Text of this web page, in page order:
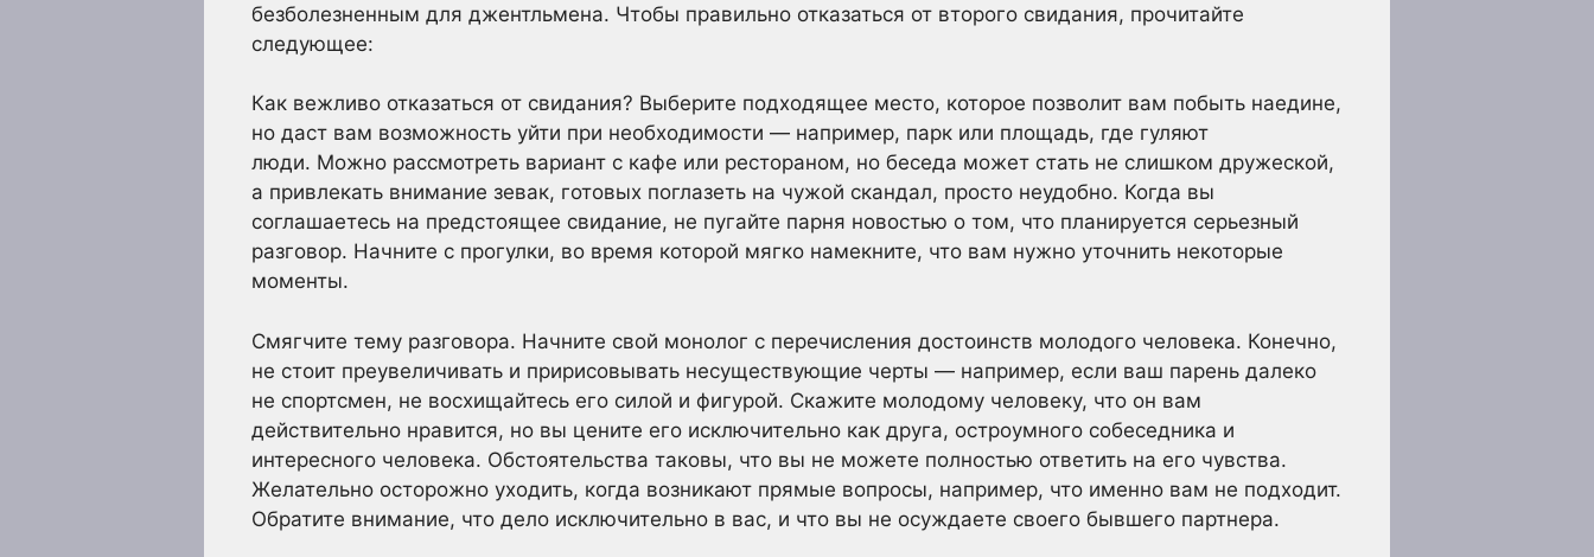
безболезненным для джентльмена. Чтобы правильно отказаться от второго свидания, прочитайте
следующее:
Как вежливо отказаться от свидания? Выберите подходящее место, которое позволит вам побыть наедине,
но даст вам возможность уйти при необходимости — например, парк или площадь, где гуляют
люди. Можно рассмотреть вариант с кафе или рестораном, но беседа может стать не слишком дружеской,
а привлекать внимание зевак, готовых поглазеть на чужой скандал, просто неудобно. Когда вы
соглашаетесь на предстоящее свидание, не пугайте парня новостью о том, что планируется серьезный
разговор. Начните с прогулки, во время которой мягко намекните, что вам нужно уточнить некоторые
моменты.
Смягчите тему разговора. Начните свой монолог с перечисления достоинств молодого человека. Конечно,
не стоит преувеличивать и пририсовывать несуществующие черты — например, если ваш парень далеко
не спортсмен, не восхищайтесь его силой и фигурой. Скажите молодому человеку, что он вам
действительно нравится, но вы цените его исключительно как друга, остроумного собеседника и
интересного человека. Обстоятельства таковы, что вы не можете полностью ответить на его чувства.
Желательно осторожно уходить, когда возникают прямые вопросы, например, что именно вам не подходит.
Обратите внимание, что дело исключительно в вас, и что вы не осуждаете своего бывшего партнера.